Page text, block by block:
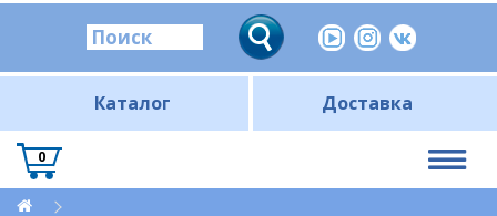
Каталог Доставка
0